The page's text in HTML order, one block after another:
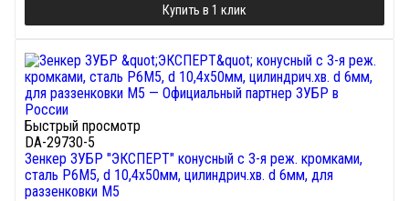
Купить в 1 клик
Быстрый просмотр
DA-29730-5
Зенкер ЗУБР "ЭКСПЕРТ" конусный с 3-я реж. кромками,
сталь P6M5, d 10,4х50мм, цилиндрич.хв. d 6мм, для
раззенковки М5